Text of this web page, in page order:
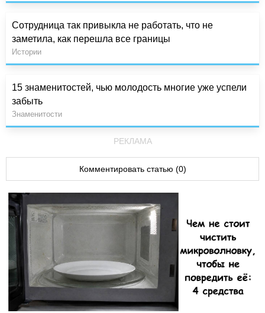
Сотрудница так привыкла не работать, что не
заметила, как перешла все границы
Истории
15 знаменитостей, чью молодость многие уже успели
забыть
Знаменитости
РЕКЛАМА
Комментировать статью (0)